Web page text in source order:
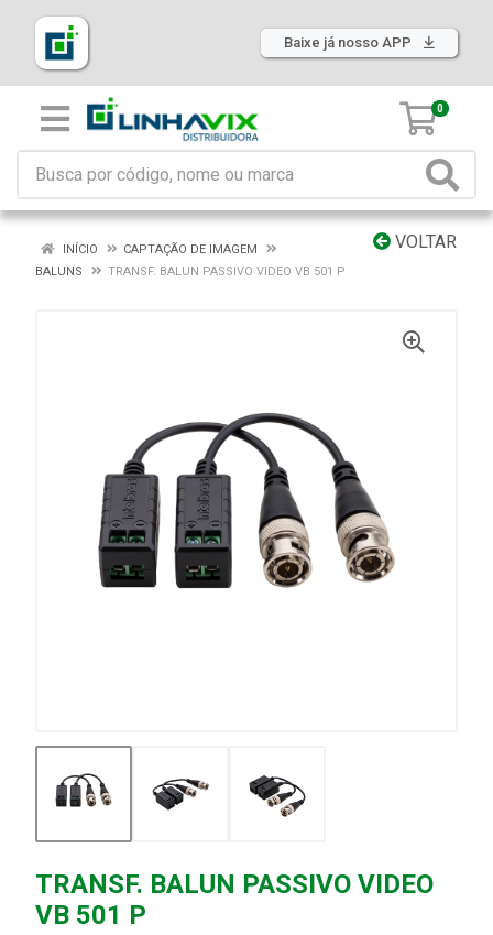
Baixe já nosso APP
0
VOLTAR
INÍCIO
CAPTAÇÃO DE IMAGEM
BALUNS
TRANSF. BALUN PASSIVO VIDEO VB 501 P
TRANSF. BALUN PASSIVO VIDEO
VB 501 P